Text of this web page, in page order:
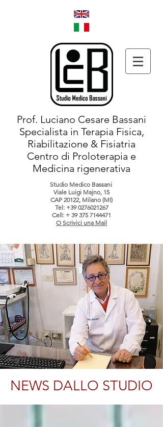
Prof. Luciano Cesare Bassani
Specialista in Terapia Fisica,
Riabilitazione & Fisiatria
Centro di Proloterapia e
Medicina rigenerativa
Studio Medico Bassani
Viale Luigi Majno, 15
CAP 20122, Milano (MI)
Tel: +39 0276021267
Cell: + 39 375 7144471
O Scrivici una Mail
NEWS DALLO STUDIO